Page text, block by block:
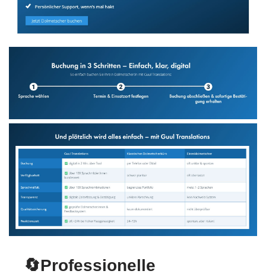
🔄Professionelle